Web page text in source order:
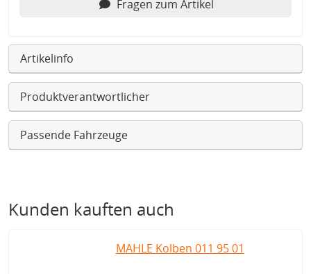
Fragen zum Artikel
Artikelinfo
Produktverantwortlicher
Passende Fahrzeuge
Kunden kauften auch
MAHLE Kolben 011 95 01